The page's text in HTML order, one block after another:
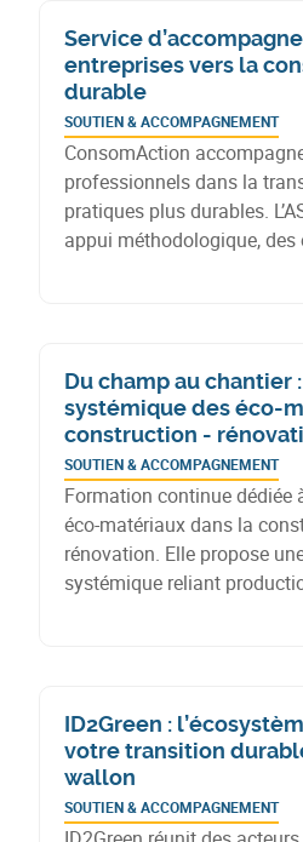
Service
entreprises vers la
durable
SOUTIEN & ACCOMPAGNEMENT
ConsomAction
professionnels dans la
pratiques plus durables.
appui méthodologique,
une mise en réseau afin
Du champ au chantier
systémique des éco-
construction -
SOUTIEN & ACCOMPAGNEMENT
Formation continue dédiée
éco-matériaux dans la
rénovation. Elle propose
systémique reliant
transformation et mise en
ID2Green :
votre transition
wallon
SOUTIEN & ACCOMPAGNEMENT